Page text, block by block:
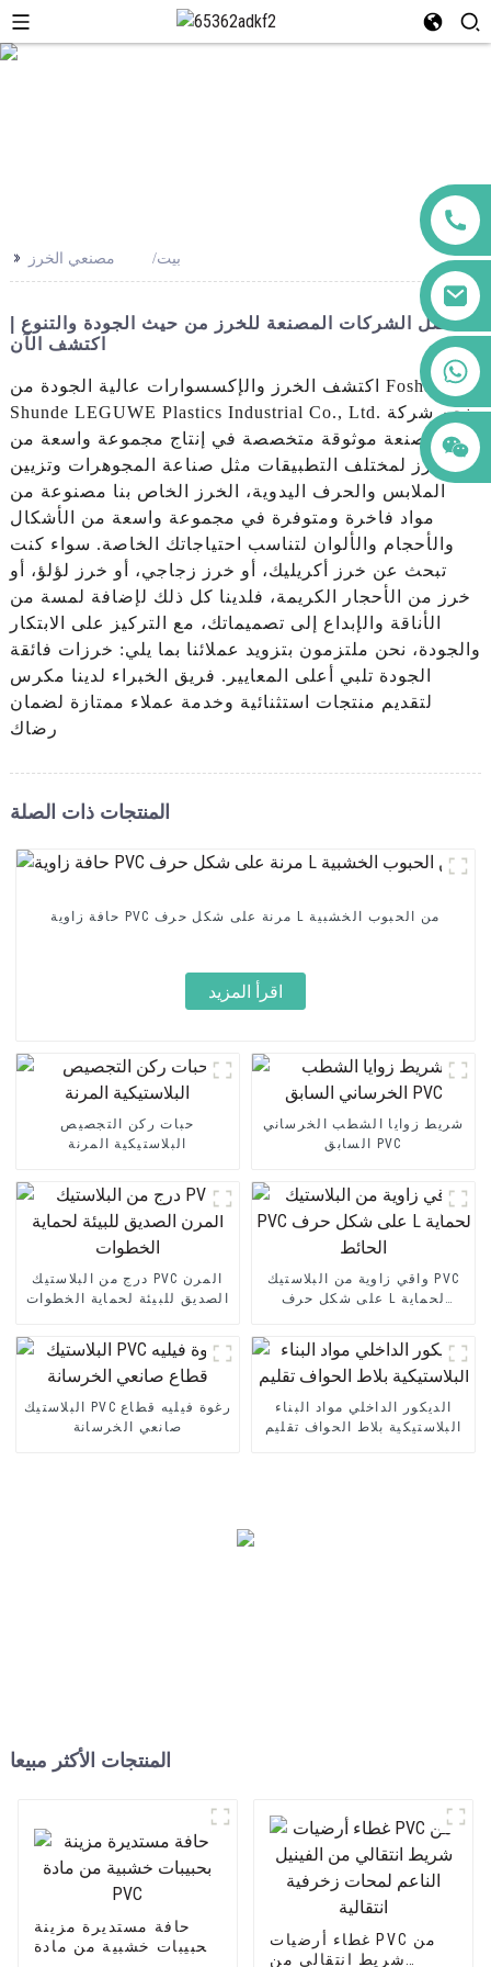
>> بيت مصنعي الخرز
أفضل الشركات المصنعة للخرز من حيث الجودة والتنوع |
اكتشف الآن
اكتشف الخرز والإكسسوارات عالية الجودة من Foshan
Shunde LEGUWE Plastics Industrial Co., Ltd. نحن شركة
مصنعة موثوقة متخصصة في إنتاج مجموعة واسعة من
الخرز لمختلف التطبيقات مثل صناعة المجوهرات وتزيين
الملابس والحرف اليدوية، الخرز الخاص بنا مصنوعة من
مواد فاخرة ومتوفرة في مجموعة واسعة من الأشكال
والأحجام والألوان لتناسب احتياجاتك الخاصة. سواء كنت
تبحث عن خرز أكريليك، أو خرز زجاجي، أو خرز لؤلؤ، أو
خرز من الأحجار الكريمة، فلدينا كل ذلك لإضافة لمسة من
الأناقة والإبداع إلى تصميماتك، مع التركيز على الابتكار
والجودة، نحن ملتزمون بتزويد عملائنا بما يلي: خرزات فائقة
الجودة تلبي أعلى المعايير. فريق الخبراء لدينا مكرس
لتقديم منتجات استثنائية وخدمة عملاء ممتازة لضمان
رضاك
المنتجات ذات الصلة
حافة زاوية PVC مرنة على شكل حرف L من الحبوب الخشبية
اقرأ المزيد
حبات ركن التجصيص
البلاستيكية المرنة
شريط زوايا الشطب الخرساني
السابق PVC
درج من البلاستيك PVC المرن
الصديق للبيئة لحماية الخطوات
واقي زاوية من البلاستيك PVC
على شكل حرف L لحماية
البلاستيك PVC رغوة فيليه قطاع
صانعي الخرسانة
الديكور الداخلي مواد البناء
البلاستيكية بلاط الحواف تقليم
المنتجات الأكثر مبيعا
حافة مستديرة مزينة
بحبيبات خشبية من مادة
غطاء أرضيات PVC من
شريط انتقالي من